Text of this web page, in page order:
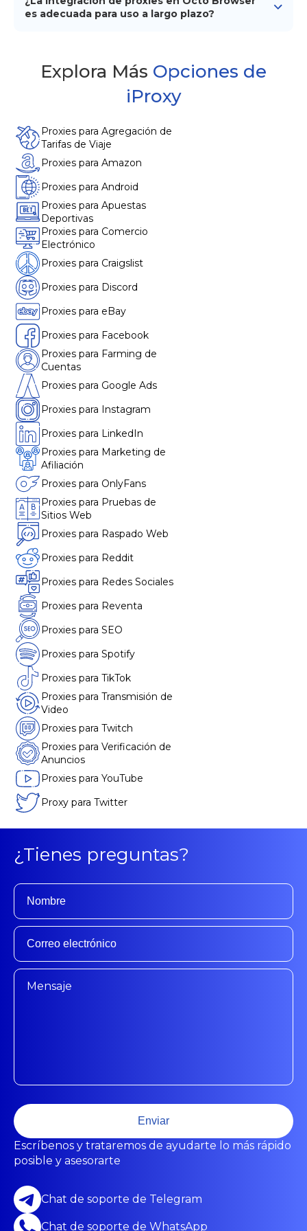
dispositivo Android, por lo que puedes escalar perfiles
es adecuada para uso a largo plazo?
proxies en Octo Browser se mantiene estable con el
tiempo y requiere menos recuperación manual.
Explora Más Opciones de
iProxy
Proxies para Agregación de
Tarifas de Viaje
Proxies para Amazon
Proxies para Android
Proxies para Apuestas
Deportivas
Proxies para Comercio
Electrónico
Proxies para Craigslist
Proxies para Discord
Proxies para eBay
Proxies para Facebook
Proxies para Farming de
Cuentas
Proxies para Google Ads
Proxies para Instagram
Proxies para LinkedIn
Proxies para Marketing de
Afiliación
Proxies para OnlyFans
Proxies para Pruebas de
Sitios Web
Proxies para Raspado Web
Proxies para Reddit
Proxies para Redes Sociales
Proxies para Reventa
Proxies para SEO
Proxies para Spotify
Proxies para TikTok
Proxies para Transmisión de
Video
Proxies para Twitch
Proxies para Verificación de
Anuncios
Proxies para YouTube
Proxy para Twitter
¿Tienes preguntas?
Enviar
Escríbenos y trataremos de ayudarte lo más rápido
posible y asesorarte
Chat de soporte de Telegram
Chat de soporte de WhatsApp